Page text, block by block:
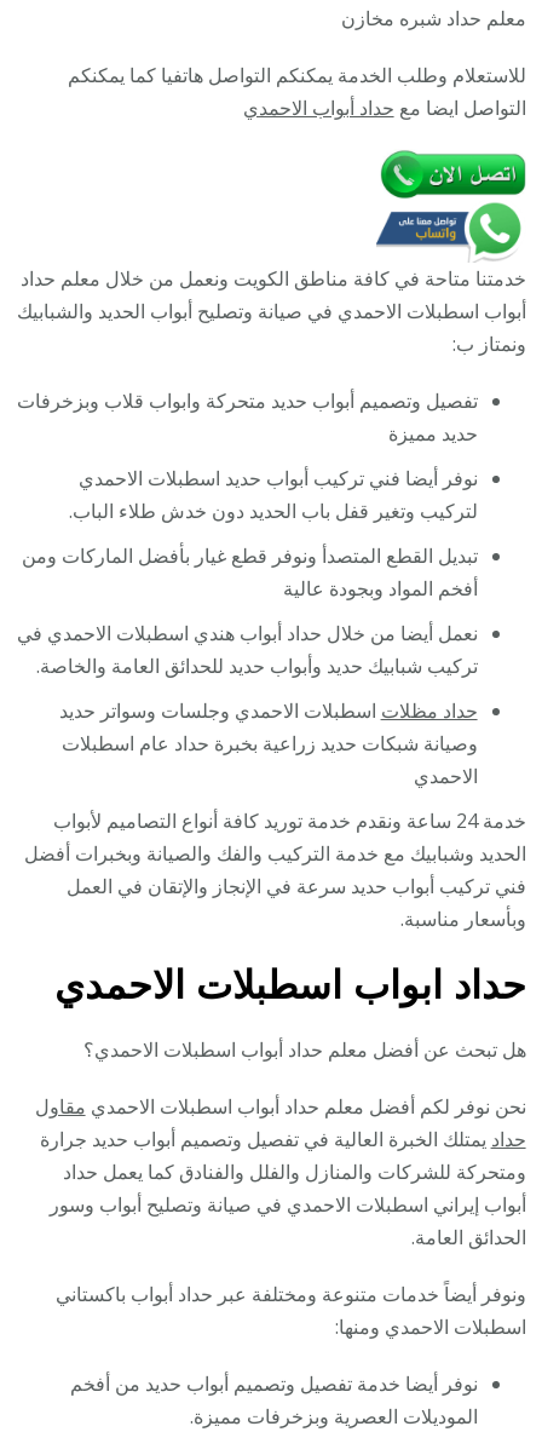
معلم حداد شبره مخازن
للاستعلام وطلب الخدمة يمكنكم التواصل هاتفيا كما يمكنكم
التواصل ايضا مع حداد أبواب الاحمدي
خدمتنا متاحة في كافة مناطق الكويت ونعمل من خلال معلم حداد
أبواب اسطبلات الاحمدي في صيانة وتصليح أبواب الحديد والشبابيك
ونمتاز ب:
تفصيل وتصميم أبواب حديد متحركة وابواب قلاب وبزخرفات
حديد مميزة
نوفر أيضا فني تركيب أبواب حديد اسطبلات الاحمدي
لتركيب وتغير قفل باب الحديد دون خدش طلاء الباب.
تبديل القطع المتصدأ ونوفر قطع غيار بأفضل الماركات ومن
أفخم المواد وبجودة عالية
نعمل أيضا من خلال حداد أبواب هندي اسطبلات الاحمدي في
تركيب شبابيك حديد وأبواب حديد للحدائق العامة والخاصة.
حداد مظلات اسطبلات الاحمدي وجلسات وسواتر حديد
وصيانة شبكات حديد زراعية بخبرة حداد عام اسطبلات
الاحمدي
خدمة 24 ساعة ونقدم خدمة توريد كافة أنواع التصاميم لأبواب
الحديد وشبابيك مع خدمة التركيب والفك والصيانة وبخبرات أفضل
فني تركيب أبواب حديد سرعة في الإنجاز والإتقان في العمل
وبأسعار مناسبة.
حداد ابواب اسطبلات الاحمدي
هل تبحث عن أفضل معلم حداد أبواب اسطبلات الاحمدي؟
نحن نوفر لكم أفضل معلم حداد أبواب اسطبلات الاحمدي مقاول
حداد يمتلك الخبرة العالية في تفصيل وتصميم أبواب حديد جرارة
ومتحركة للشركات والمنازل والفلل والفنادق كما يعمل حداد
أبواب إيراني اسطبلات الاحمدي في صيانة وتصليح أبواب وسور
الحدائق العامة.
ونوفر أيضاً خدمات متنوعة ومختلفة عبر حداد أبواب باكستاني
اسطبلات الاحمدي ومنها:
نوفر أيضا خدمة تفصيل وتصميم أبواب حديد من أفخم
الموديلات العصرية وبزخرفات مميزة.